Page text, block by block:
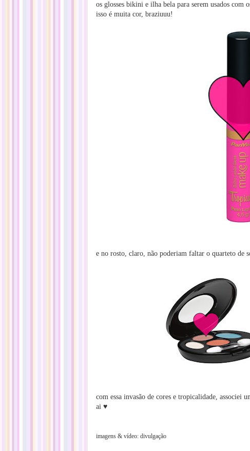
os glosses bikini e ilha bela para serem usados com
isso é muita cor, braziuuu!
e no rosto, claro, não poderiam faltar o quarteto de
com essa invasão de cores e tropicalidade, associei
ai ♥
imagens & vídeo: divulgação